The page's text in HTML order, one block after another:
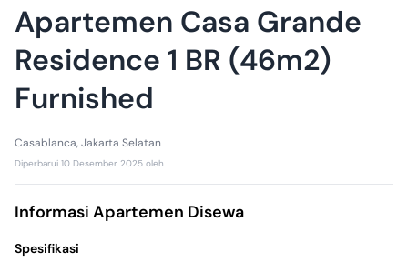
Apartemen Casa Grande
Residence 1 BR (46m2)
Furnished
Casablanca, Jakarta Selatan
Diperbarui 10 Desember 2025 oleh
Informasi Apartemen Disewa
Spesifikasi